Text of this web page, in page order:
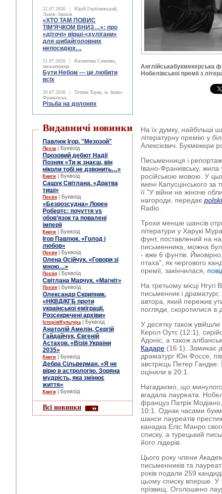
22.07.2026 |
Юрій Горблянський,
Львів–Зашків
«ХТО ТАМ ПОВИС
ТІМ’ЯЧКОМ ВНИЗ…»: про
«діточі» вірші-«хулігани»
для шибайголовних
непосидюх…
21.07.2026 |
Валентина Семеняк,
письменниця
Бути Небом ― це любити
всіх
20.07.2026 |
Тетяна Торак, м. Івано-
Франківськ
Різьба на долонях
Видавничі новинки
Павлюк Ігор. "Мезозой"
Проза | Буквоїд
Прозовий дебют Надії
Позняк «Ти ж знаєш, він
ніколи тобі не дзвонить…»
Книги | Буквоїд
Сащук Світлана. «Дратва
тиші»
Поезія | Буквоїд
«Безрозсудна» Лорен
Робертс: почуття vs
обов’язок та повалені
імперії
Книги | Буквоїд
Ігор Павлюк. «Голод і
любов»
Поезія | Буквоїд
Олена Осійчук. «Говори зі
мною…»
Поезія | Буквоїд
Світлана Марчук. «Магніт»
Поезія | Буквоїд
Олександр Скрипник.
«НКВД/КГБ проти
української еміграції.
Розсекречені архіви»
Історія/Культура | Буквоїд
Анатолій Амелін, Сергій
Гайдайчук, Євгеній
Астахов. «Візія України
2035»
Книги | Буквоїд
Дебра Сільверман. «Я не
вірю в астрологію. Зоряна
мудрість, яка змінює
життя»
Книги | Буквоїд
Всі новинки
Англійськабукмекерська
Нобелівської премії з
На їх думку, найбільші
літературну премію у
Алексієвич. Букмекери
Письменниця і
Івано-Франківську, жила
російською мовою. У
імені Капусцінського
її "У війни не жіноче
нагороди, передає
Radio.
Трохи менше шансів
літератури у Харукі
фунт, поставлений на
письменника, можна
- вже 6 фунтів.
птаха", як чергового
премії, закінчилася,
На третьому місці Нгугі
письменник і
автора, який пережив
погляди, скоротилися в
У десятку також
Керол Оутс (12:1),
Адоніс, а також
Кадаре (16:1). Замикає
драматург Юн Фоссе,
австрієць Петер Гандке.
оцінили в 20:1.
Нагадаємо, що
вгадала лауреата.
француз Патрік
10:1. Однак часами
шанси лауреатів
канадка Еліс Манро
списку, а турецький
його лідерів.
Цього року члени
письменників та
років подали 259
цьому списку вперше. У
прізвищ. Оголошено